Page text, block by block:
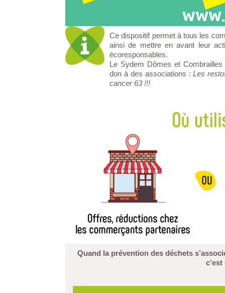
Ce dispositif permet à tous les
ainsi de mettre en avant leur
écoresponsables.
Le Sydem Dômes et
don à des associations :Les
cancer 63 !!!
Quand la prévention des déchets